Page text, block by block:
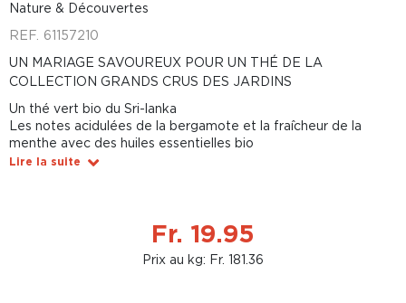
Nature & Découvertes
REF. 61157210
UN MARIAGE SAVOUREUX POUR UN THÉ DE LA
COLLECTION GRANDS CRUS DES JARDINS
Un thé vert bio du Sri-lanka
Les notes acidulées de la bergamote et la fraîcheur de la
menthe avec des huiles essentielles bio
Lire la suite
Fr. 19.95
Prix au kg: Fr. 181.36